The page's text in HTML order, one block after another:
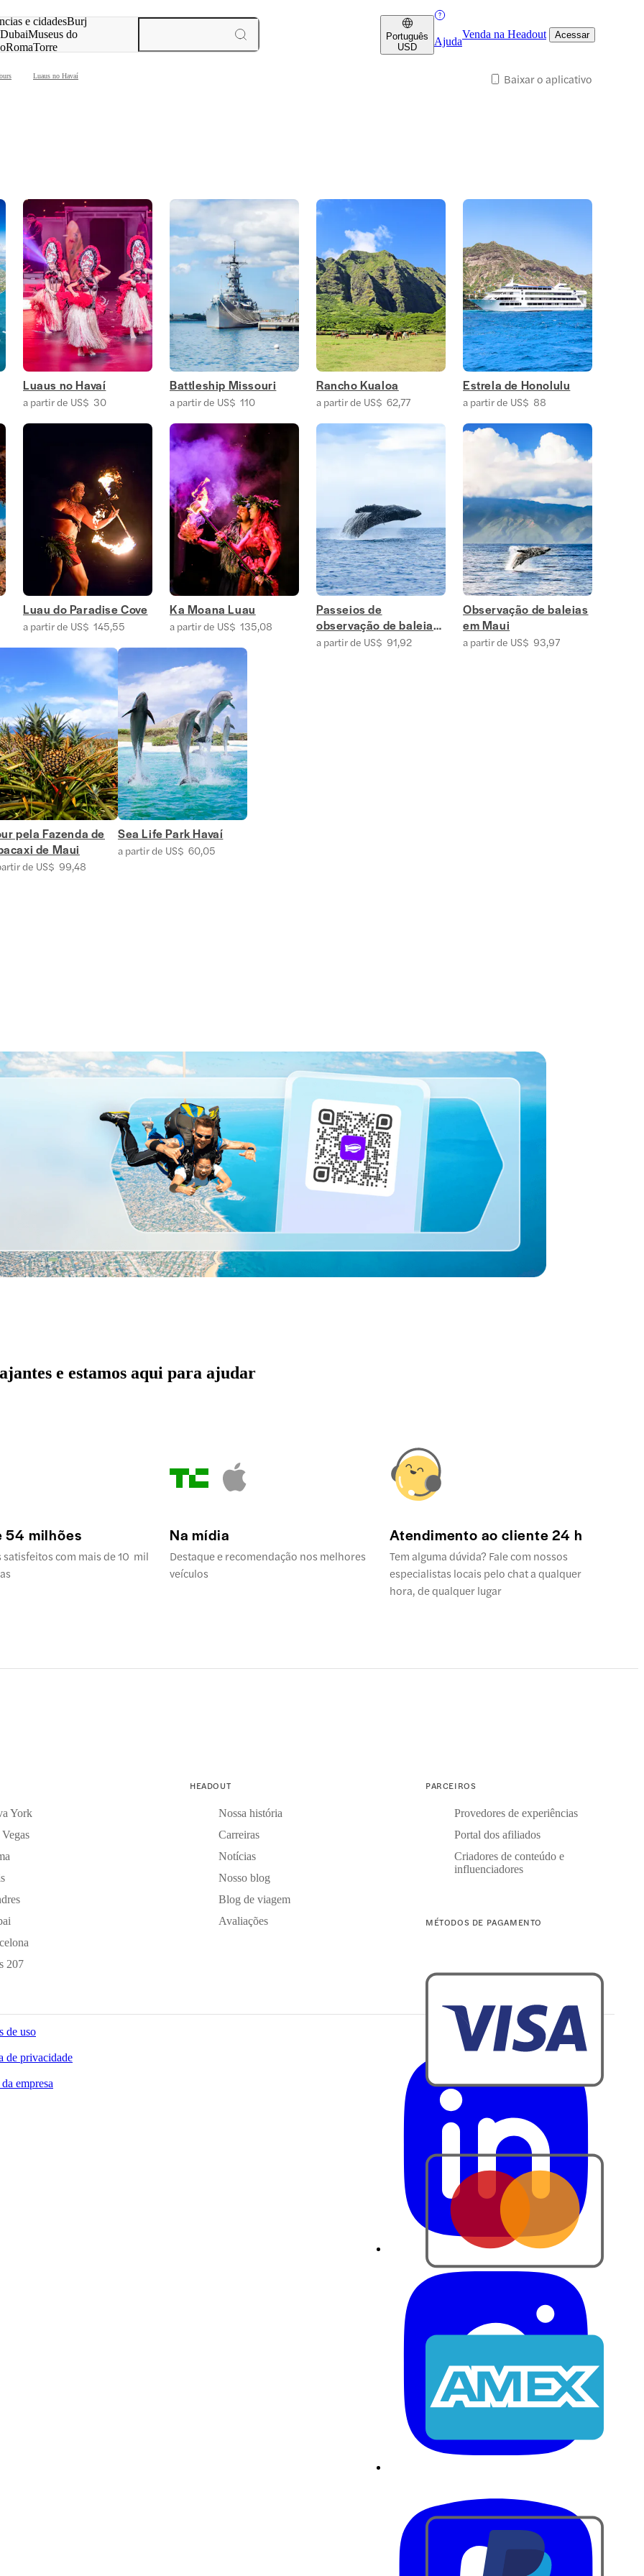
e cidadesBurj
DubaiMuseus do
RomaTorre
Português
USD
Ajuda
Venda na Headout Acessar
Luaus no Havaí Baixar o aplicativo
Luaus no Havaí
a partir de US$ 30
Battleship Missouri
a partir de US$ 110
Rancho Kualoa
a partir de US$ 62,77
Estrela de Honolulu
a partir de US$ 88
Luau do Paradise Cove
a partir de US$ 145,55
Ka Moana Luau
a partir de US$ 135,08
Passeios de
observação de baleias
em Oahu
a partir de US$ 91,92
Observação de baleias
em Maui
a partir de US$ 93,97
pela Fazenda de
de Maui
de US$ 99,48
Sea Life Park Havaí
a partir de US$ 60,05
e estamos aqui para ajudar
54 milhões
satisfeitos com mais de 10 mil
Na mídia
Destaque e recomendação nos melhores
veículos
Atendimento ao cliente 24 h
Tem alguma dúvida? Fale com nossos
especialistas locais pelo chat a qualquer
hora, de qualquer lugar
York
207
HEADOUT
Nossa história
Carreiras
Notícias
Nosso blog
Blog de viagem
Avaliações
PARCEIROS
Provedores de experiências
Portal dos afiliados
Criadores de conteúdo e
influenciadores
MÉTODOS DE PAGAMENTO
de uso
de privacidade
empresa